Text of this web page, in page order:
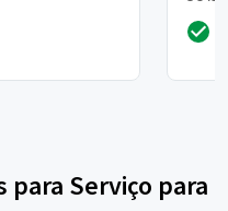
20/
para Serviço para